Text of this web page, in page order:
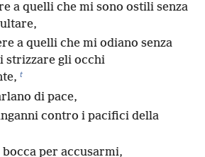
a quelli che mi sono ostili senza
a quelli che mi odiano senza
strizzare gli occhi
t
di pace,
contro i pacifici della
bocca per accusarmi,